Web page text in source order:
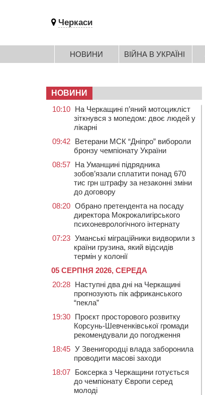
Черкаси
НОВИНИ ВІЙНА В УКРАЇНІ
НОВИНИ
10:10 На Черкащині п’яний мотоцикліст
зіткнувся з мопедом: двоє людей у
лікарні
09:42 Ветерани МСК “Дніпро” вибороли
бронзу чемпіонату України
08:57 На Уманщині підрядника
зобов’язали сплатити понад 670
тис грн штрафу за незаконні зміни
до договору
08:20 Обрано претендента на посаду
директора Мокрокалигірського
психоневрологічного інтернату
07:23 Уманські міграційники видворили з
країни грузина, який відсидів
термін у колонії
05 СЕРПНЯ 2026, СЕРЕДА
20:28 Наступні два дні на Черкащині
прогнозують пік африканського
“пекла”
19:30 Проєкт просторового розвитку
Корсунь-Шевченківської громади
рекомендували до погодження
18:45 У Звенигородці влада заборонила
проводити масові заходи
18:07 Боксерка з Черкащини готується
до чемпіонату Європи серед
молоді